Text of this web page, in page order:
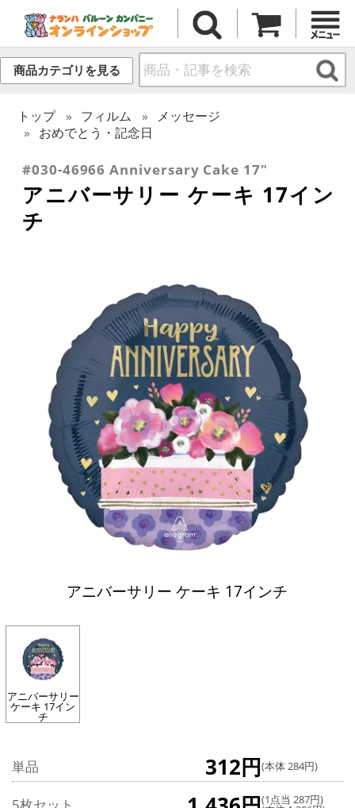
商品カテゴリを見る
トップ フィルム
メッセージ
おめでとう・記念日
#030-46966 Anniversary Cake 17"
アニバーサリー ケーキ 17イン
チ
アニバーサリー ケーキ 17インチ
アニバーサリー
ケーキ 17イン
チ
単品 312円(本体 284円)
(1点当 287円)